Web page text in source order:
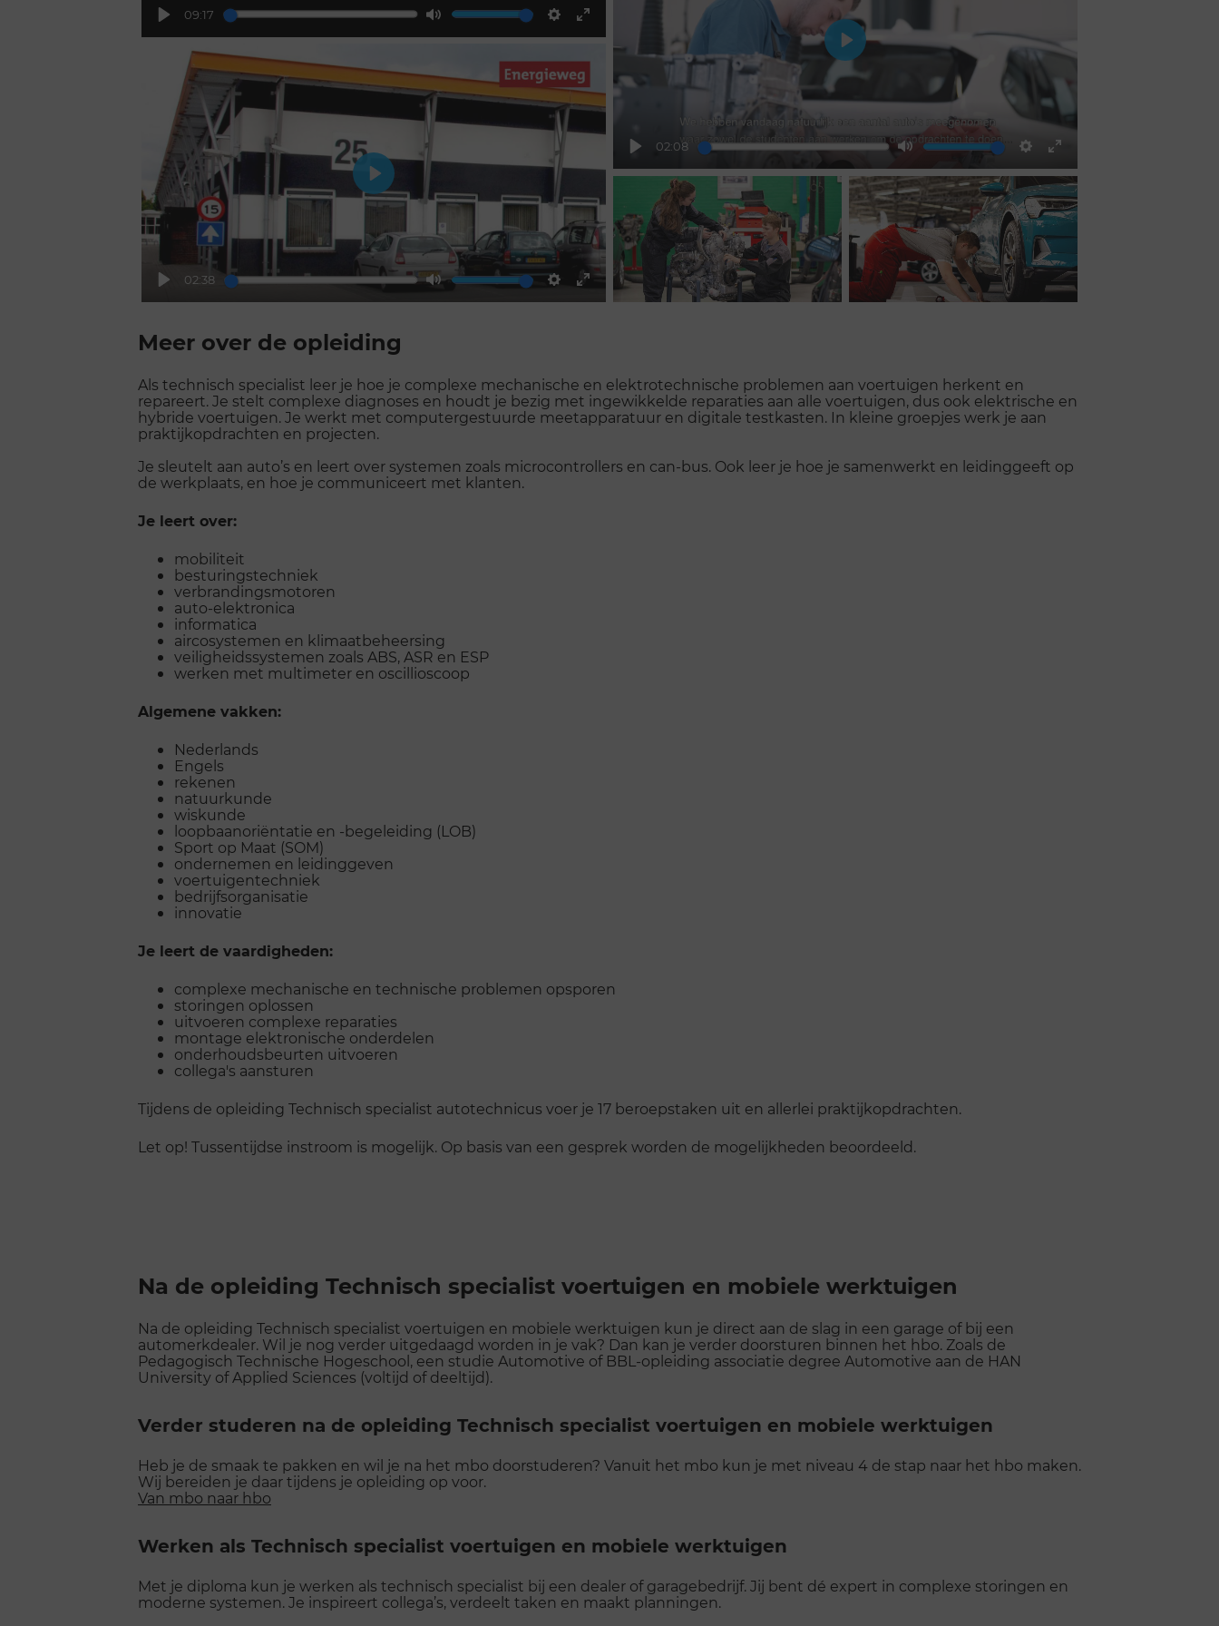
Play
09:17
Mute Settings
Enter
fullscreen
Play
02:08
Mute Settings
Enter
fullscreen
Play
Play
02:38
Mute Settings
Enter
Play
galerij
Meer over de opleiding
Als technisch specialist leer je hoe je complexe mechanische en elektrotechnische problemen aan voertuigen herkent en
repareert. Je stelt complexe diagnoses en houdt je bezig met ingewikkelde reparaties aan alle voertuigen, dus ook elektrische en
hybride voertuigen. Je werkt met computergestuurde meetapparatuur en digitale testkasten. In kleine groepjes werk je aan
praktijkopdrachten en projecten.
Je sleutelt aan auto’s en leert over systemen zoals microcontrollers en can-bus. Ook leer je hoe je samenwerkt en leidinggeeft op
de werkplaats, en hoe je communiceert met klanten.
Je leert over:
mobiliteit
besturingstechniek
verbrandingsmotoren
auto-elektronica
informatica
aircosystemen en klimaatbeheersing
veiligheidssystemen zoals ABS, ASR en ESP
werken met multimeter en oscillioscoop
Algemene vakken:
Nederlands
Engels
rekenen
natuurkunde
wiskunde
loopbaanoriëntatie en -begeleiding (LOB)
Sport op Maat (SOM)
ondernemen en leidinggeven
voertuigentechniek
bedrijfsorganisatie
innovatie
Je leert de vaardigheden:
complexe mechanische en technische problemen opsporen
storingen oplossen
uitvoeren complexe reparaties
montage elektronische onderdelen
onderhoudsbeurten uitvoeren
collega's aansturen
Tijdens de opleiding Technisch specialist autotechnicus voer je 17 beroepstaken uit en allerlei praktijkopdrachten.
Let op! Tussentijdse instroom is mogelijk. Op basis van een gesprek worden de mogelijkheden beoordeeld.
Na de opleiding Technisch specialist voertuigen en mobiele werktuigen
Na de opleiding Technisch specialist voertuigen en mobiele werktuigen kun je direct aan de slag in een garage of bij een
automerkdealer. Wil je nog verder uitgedaagd worden in je vak? Dan kan je verder doorsturen binnen het hbo. Zoals de
Pedagogisch Technische Hogeschool, een studie Automotive of BBL-opleiding associatie degree Automotive aan de HAN
University of Applied Sciences (voltijd of deeltijd).
Verder studeren na de opleiding Technisch specialist voertuigen en mobiele werktuigen
Heb je de smaak te pakken en wil je na het mbo doorstuderen? Vanuit het mbo kun je met niveau 4 de stap naar het hbo maken.
Wij bereiden je daar tijdens je opleiding op voor.
Van mbo naar hbo
Werken als Technisch specialist voertuigen en mobiele werktuigen
Met je diploma kun je werken als technisch specialist bij een dealer of garagebedrijf. Jij bent dé expert in complexe storingen en
moderne systemen. Je inspireert collega’s, verdeelt taken en maakt planningen.